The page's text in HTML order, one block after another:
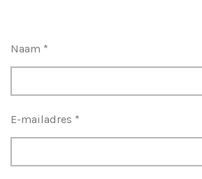
Naam *
E-mailadres *